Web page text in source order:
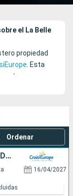
el La Belle
propiedad
. Esta
navega
Ordenar
CROISIÈRE ET RANDONNÉES AUTOUR DE LA CORSE - LES PLUS BEAUX SENTIERS DE L'ÎLE DE BEAUTÉ
16/04/2027